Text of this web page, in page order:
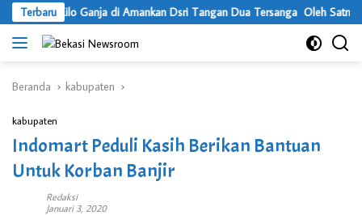
Langsung
ke
konten
Terbaru2 Kilo Ganja di Amankan Dsri Tangan Dua Tersanga Oleh
Beranda kabupaten
kabupaten
Indomart Peduli Kasih Berikan Bantuan
Untuk Korban Banjir
Redaksi
Januari 3, 2020